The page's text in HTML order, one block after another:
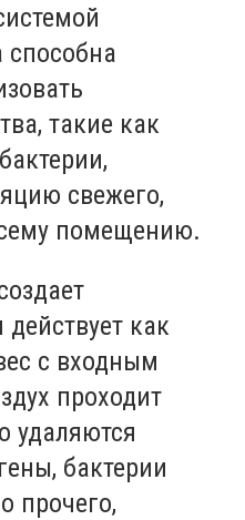
такие как
свежего,
помещению.
как
с входным
проходит
удаляются
бактерии
прочего,